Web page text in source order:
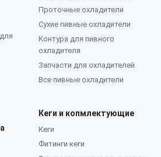
Проточные охладители
Сухие пивные охладители
Контура для пивного
охладителя
Запчасти для охладителей
Все пивные охладители
Кеги и копмлектующие
Кеги
Фитинги кеги